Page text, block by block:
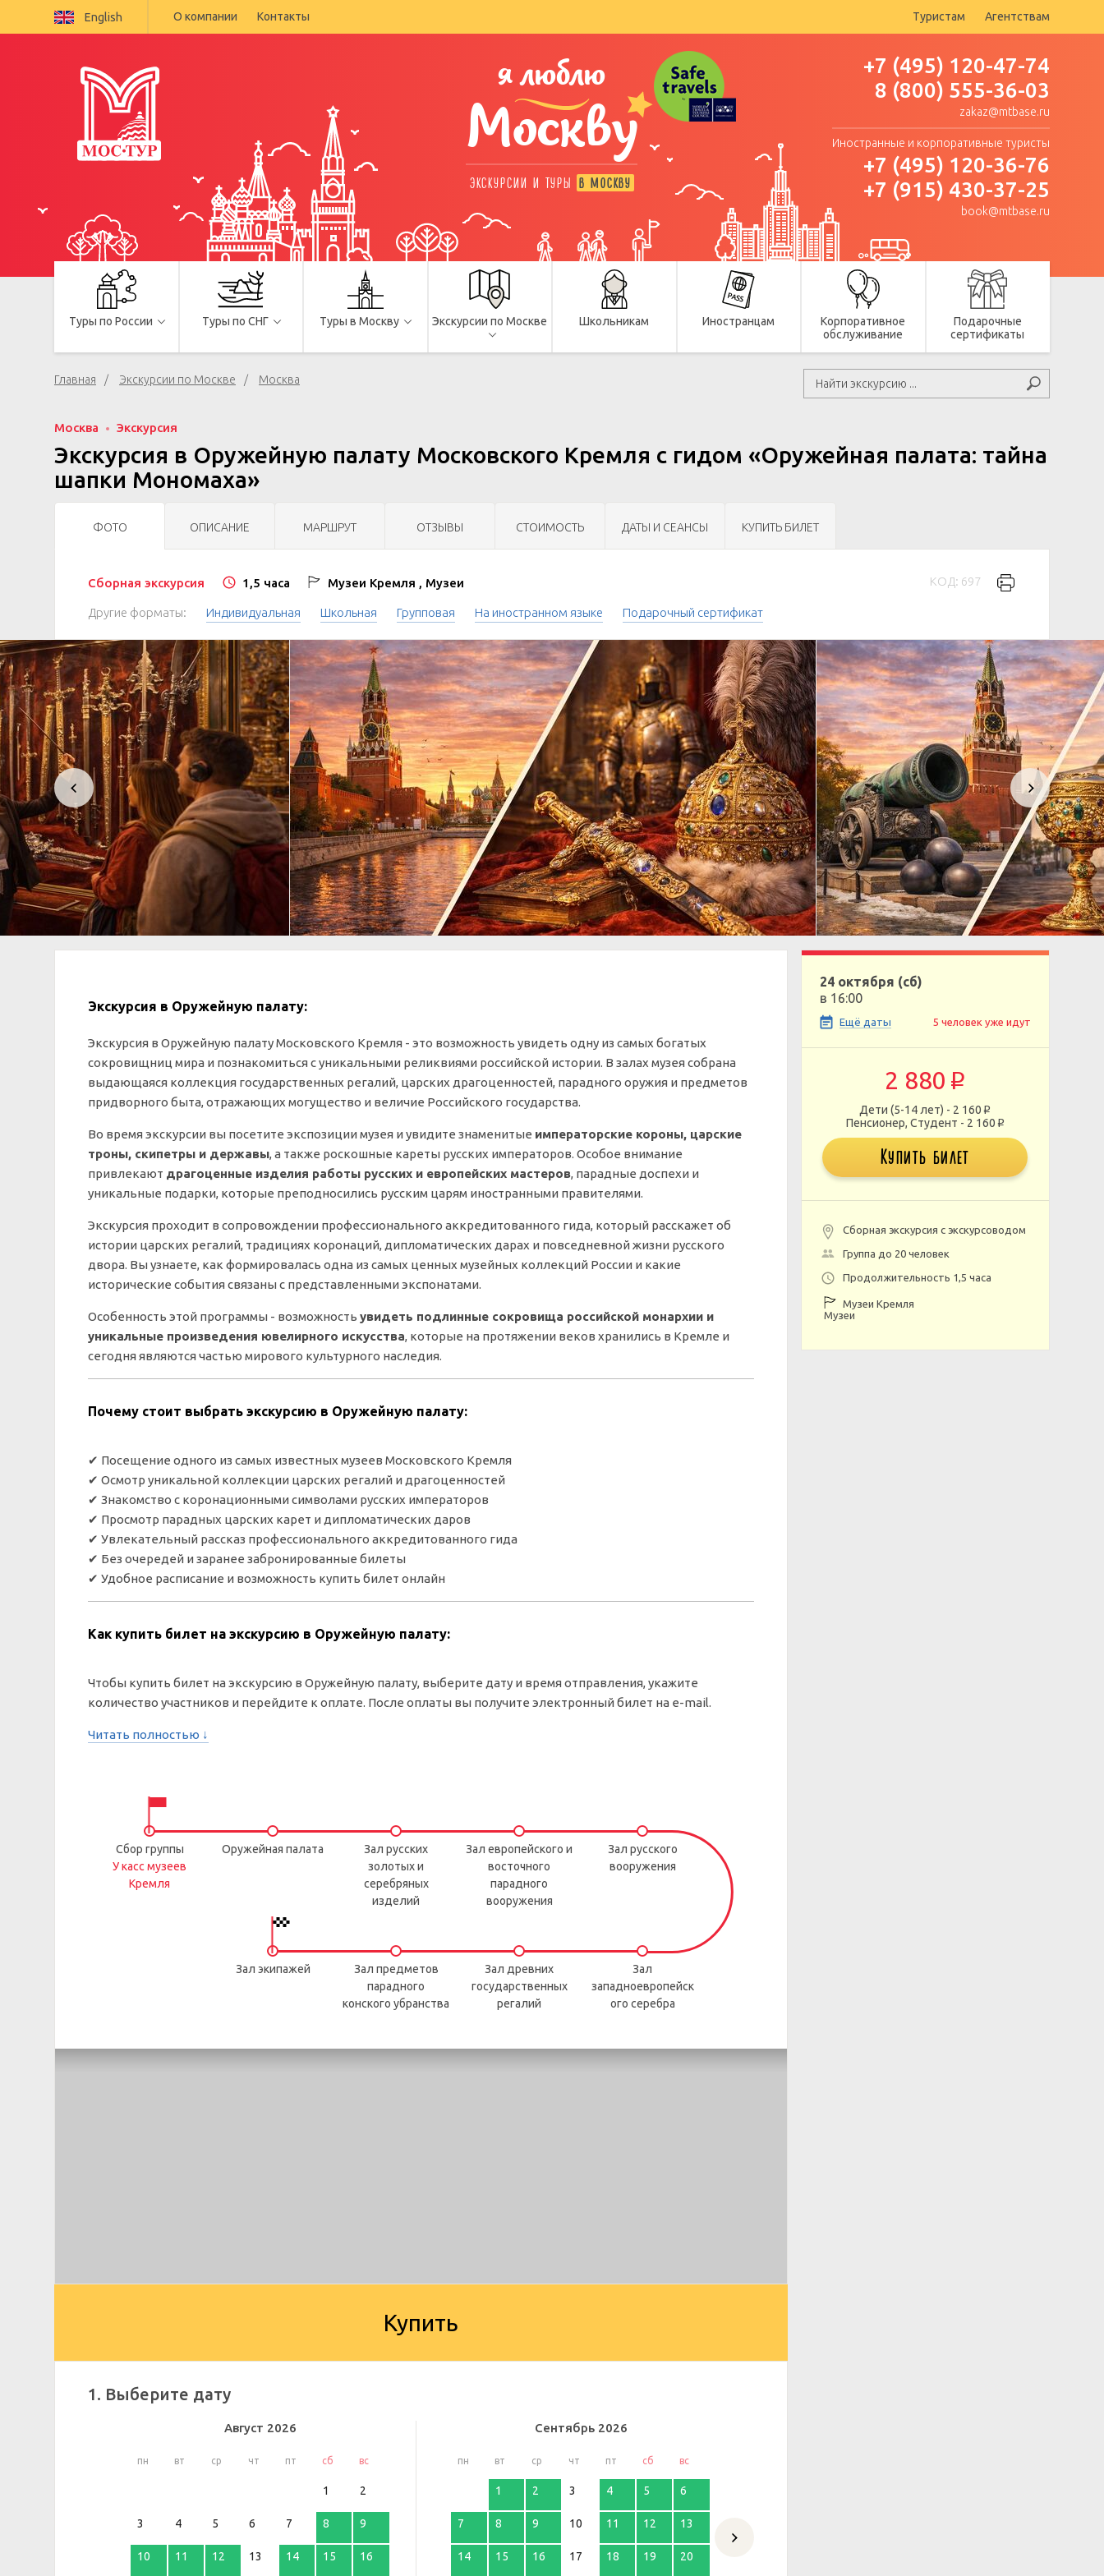
English О компании Контакты Туристам Агентствам
я люблю
Москву
ЭКСКУРСИИ И ТУРЫ В МОСКВУ
+7 (495) 120-47-74
8 (800) 555-36-03
zakaz@mtbase.ru
Иностранные и корпоративные туристы
+7 (495) 120-36-76
+7 (915) 430-37-25
book@mtbase.ru
Туры по России Туры по СНГ Туры в Москву Экскурсии по Москве Школьникам Иностранцам
Корпоративное
обслуживание
Подарочные
сертификаты
Главная Экскурсии по Москве Москва
Москва Экскурсия
Экскурсия в Оружейную палату Московского Кремля с гидом «Оружейная палата: тайна
шапки Мономаха»
ФОТО ОПИСАНИЕ МАРШРУТ ОТЗЫВЫ СТОИМОСТЬ ДАТЫ И СЕАНСЫ КУПИТЬ БИЛЕТ
Сборная экскурсия 1,5 часа Музеи Кремля , Музеи КОД: 697
Другие форматы: Индивидуальная Школьная Групповая На иностранном языке Подарочный сертификат
Экскурсия в Оружейную палату:
Экскурсия в Оружейную палату Московского Кремля - это возможность увидеть одну из самых богатых
сокровищниц мира и познакомиться с уникальными реликвиями российской истории. В залах музея собрана
выдающаяся коллекция государственных регалий, царских драгоценностей, парадного оружия и предметов
придворного быта, отражающих могущество и величие Российского государства.
Во время экскурсии вы посетите экспозиции музея и увидите знаменитые императорские короны, царские
троны, скипетры и державы, а также роскошные кареты русских императоров. Особое внимание
привлекают драгоценные изделия работы русских и европейских мастеров, парадные доспехи и
уникальные подарки, которые преподносились русским царям иностранными правителями.
Экскурсия проходит в сопровождении профессионального аккредитованного гида, который расскажет об
истории царских регалий, традициях коронаций, дипломатических дарах и повседневной жизни русского
двора. Вы узнаете, как формировалась одна из самых ценных музейных коллекций России и какие
исторические события связаны с представленными экспонатами.
Особенность этой программы - возможность увидеть подлинные сокровища российской монархии и
уникальные произведения ювелирного искусства, которые на протяжении веков хранились в Кремле и
сегодня являются частью мирового культурного наследия.
Почему стоит выбрать экскурсию в Оружейную палату:
✔ Посещение одного из самых известных музеев Московского Кремля
✔ Осмотр уникальной коллекции царских регалий и драгоценностей
✔ Знакомство с коронационными символами русских императоров
✔ Просмотр парадных царских карет и дипломатических даров
✔ Увлекательный рассказ профессионального аккредитованного гида
✔ Без очередей и заранее забронированные билеты
✔ Удобное расписание и возможность купить билет онлайн
Как купить билет на экскурсию в Оружейную палату:
Чтобы купить билет на экскурсию в Оружейную палату, выберите дату и время отправления, укажите
количество участников и перейдите к оплате. После оплаты вы получите электронный билет на e-mail.
Читать полностью ↓
24 октября (сб)
в 16:00
Ещё даты 5 человек уже идут
2 880 p
Дети (5-14 лет) - 2 160 p
Пенсионер, Студент - 2 160 p
Купить билет
Сборная экскурсия с экскурсоводом
Группа до 20 человек
Продолжительность 1,5 часа
Музеи Кремля
Музеи
Сбор группы
У касс музеев
Кремля
Оружейная палата
Зал русских
золотых и
серебряных
изделий
Зал европейского и
восточного
парадного
вооружения
Зал русского
вооружения
Зал
западноевропейск
ого серебра
Зал древних
государственных
регалий
Зал предметов
парадного
конского убранства
Зал экипажей
Купить
1. Выберите дату
Август 2026
пн вт ср чт пт сб вс
1 2
3 4 5 6 7 8 9
10 11 12 13 14 15 16
Сентябрь 2026
пн вт ср чт пт сб вс
1 2 3 4 5 6
7 8 9 10 11 12 13
14 15 16 17 18 19 20